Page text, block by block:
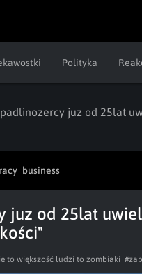
Polityka
juz od 25lat
juz od 25lat
to większość ludzi to zombiaki